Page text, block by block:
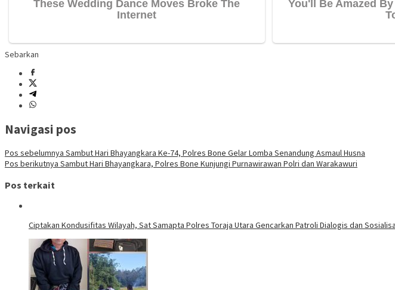
Sebarkan
Navigasi pos
Pos sebelumnya Sambut Hari Bhayangkara Ke-74, Polres Bone Gelar Lomba Senandung Asmaul Husna
Pos berikutnya Sambut Hari Bhayangkara, Polres Bone Kunjungi Purnawirawan Polri dan Warakawuri
Pos terkait
Ciptakan Kondusifitas Wilayah, Sat Samapta Polres Toraja Utara Gencarkan Patroli Dialogis dan